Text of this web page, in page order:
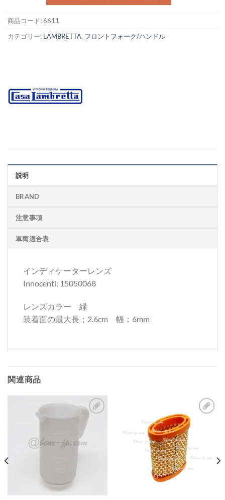
商品コード:6611
カテゴリー: LAMBRETTA, フロントフォーク/ハンドル
説明
BRAND
注意事項
車両適合表
インディケーターレンズ
Innocenti; 15050068
レンズカラー 緑
装着面の最大長；2.6cm 幅；6mm
関連商品
お
に